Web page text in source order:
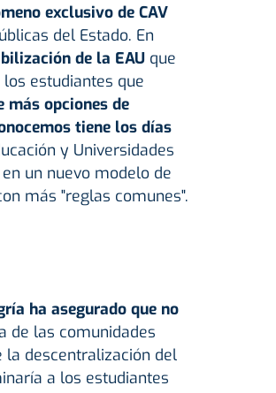
exclusivo de CAV
del Estado. En
de la EAUque
estudiantes que
más opciones de
tiene los días
y Universidades
un nuevo modelo de
más "reglas comunes".
ha asegurado que no
de las comunidades
la descentralización del
a los estudiantes